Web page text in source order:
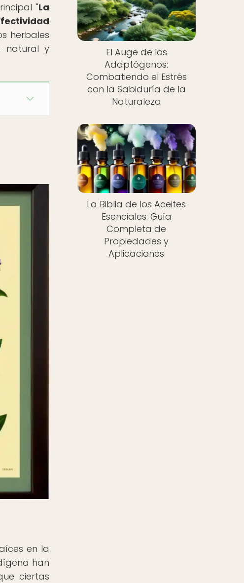
"La
herbales
natural y
en la
han
ciertas
El Auge de los
Adaptógenos:
Combatiendo el Estrés
con la Sabiduría de la
Naturaleza
La Biblia de los Aceites
Esenciales: Guía
Completa de
Propiedades y
Aplicaciones